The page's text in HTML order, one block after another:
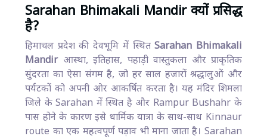
Sarahan Bhimakali Mandir क्यों प्रसिद्ध
है?
हिमाचल प्रदेश की देवभूमि में स्थितSarahan Bhimakali
Mandirआस्था, इतिहास, पहाड़ी वास्तुकला और प्राकृतिक
सुंदरता का ऐसा संगम है, जो हर साल हजारों श्रद्धालुओं और
पर्यटकों को अपनी ओर आकर्षित करता है। यह मंदिर शिमला
जिले के Sarahan में स्थित है और Rampur Bushahr के
पास होने के कारण इसे धार्मिक यात्रा के साथ-साथ Kinnaur
route का एक महत्वपूर्ण पड़ाव भी माना जाता है। Sarahan